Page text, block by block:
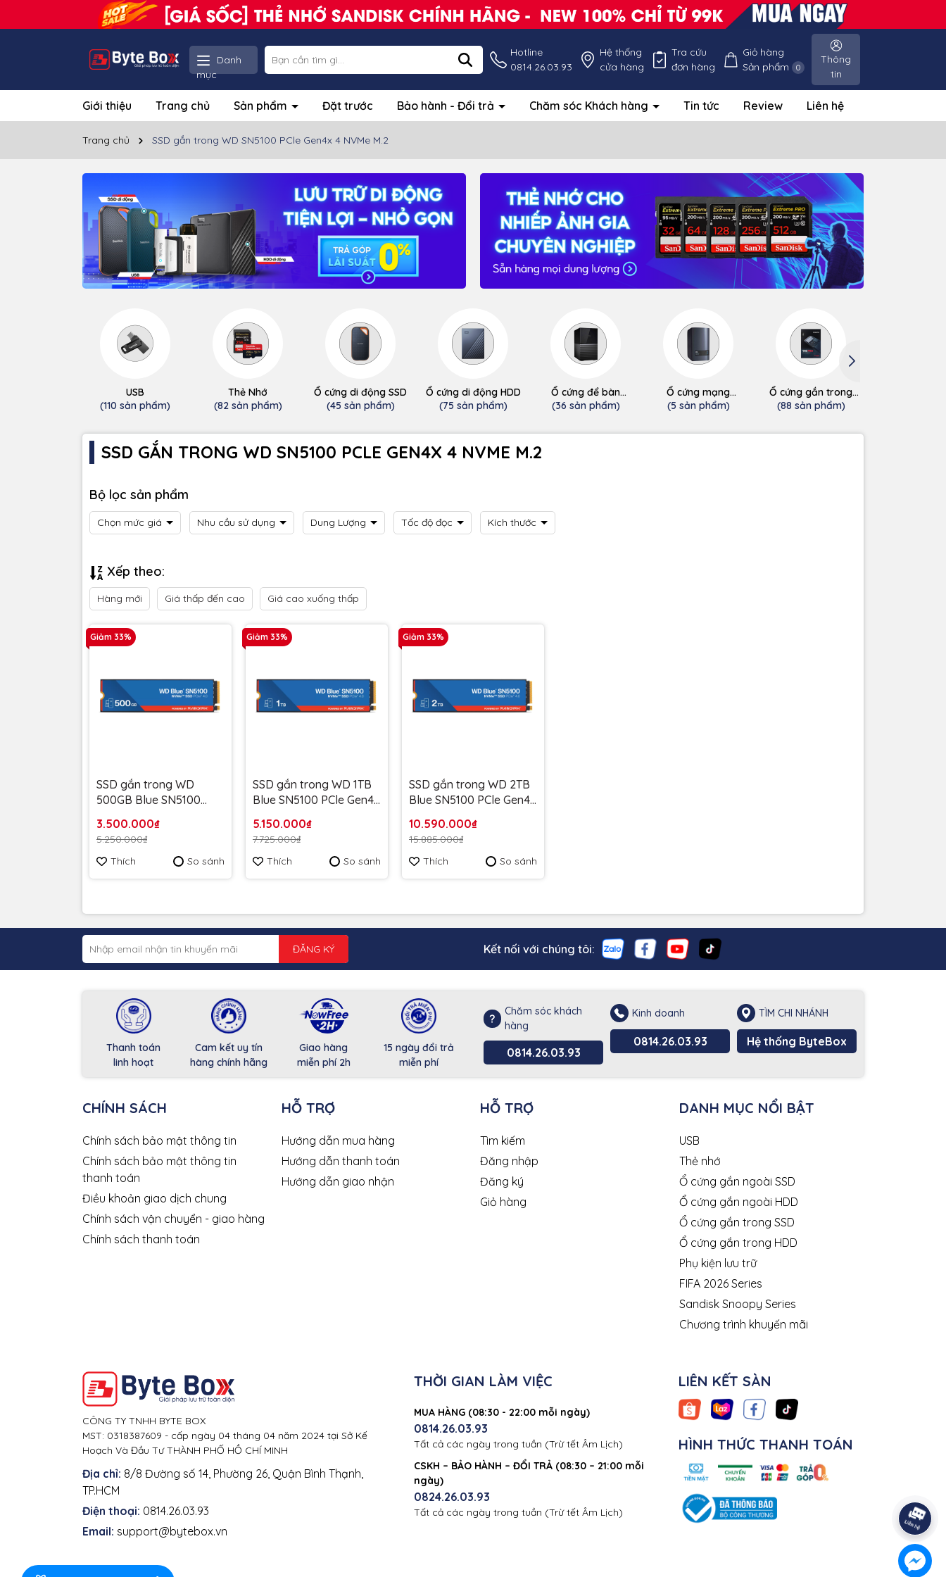
Danh
mục
Hotline
0814.26.03.93
Hệ thống
cửa hàng
Tra cứu
đơn hàng
Giỏ hàng
Sản phẩm 0
Thông
tin
Giới thiệu Trang chủ Sản phẩm Đặt trước Bảo hành - Đổi trả Chăm sóc Khách hàng Tin tức Review Liên hệ
Trang chủ SSD gắn trong WD SN5100 PCle Gen4x 4 NVMe M.2
USB
(110 sản phẩm)
Thẻ Nhớ
(82 sản phẩm)
Ổ cứng di động SSD
(45 sản phẩm)
Ổ cứng di động HDD
(75 sản phẩm)
Ổ cứng để bàn
(desktop)
(36 sản phẩm)
Ổ cứng mạng
(NAS/Cloud)
(5 sản phẩm)
Ổ cứng gắn trong
SSD
(88 sản phẩm)
SSD GẮN TRONG WD SN5100 PCLE GEN4X 4 NVME M.2
Bộ lọc sản phẩm
Chọn mức giá Nhu cầu sử dụng Dung Lượng Tốc độ đọc Kích thước
Xếp theo:
Hàng mới Giá thấp đến cao Giá cao xuống thấp
Giảm 33%
SSD gắn trong WD
500GB Blue SN5100
WDS500G5B0E - Bảo
Hành 5 năm
3.500.000₫
5.250.000₫
Thích
So sánh
Giảm 33%
SSD gắn trong WD 1TB
Blue SN5100 PCle Gen4x
WDS100T5B0E - Bảo
Hành 5 năm
5.150.000₫
7.725.000₫
Thích
So sánh
Giảm 33%
SSD gắn trong WD 2TB
Blue SN5100 PCle Gen4x
WDS200T5B0EE upto
7100Mb/s - Bảo Hành 5
năm
10.590.000₫
15.885.000₫
Thích
So sánh
ĐĂNG KÝ Kết nối với chúng tôi:
Thanh toán
linh hoạt
Cam kết uy tín
hàng chính hãng
Giao hàng
miễn phí 2h
15 ngày đổi trả
miễn phí
Chăm sóc khách
hàng
0814.26.03.93
Kinh doanh
0814.26.03.93
TÌM CHI NHÁNH
Hệ thống ByteBox
CHÍNH SÁCH
Chính sách bảo mật thông tin
Chính sách bảo mật thông tin
thanh toán
Điều khoản giao dịch chung
Chính sách vận chuyển - giao hàng
Chính sách thanh toán
HỖ TRỢ
Hướng dẫn mua hàng
Hướng dẫn thanh toán
Hướng dẫn giao nhận
HỖ TRỢ
Tìm kiếm
Đăng nhập
Đăng ký
Giỏ hàng
DANH MỤC NỔI BẬT
USB
Thẻ nhớ
Ổ cứng gắn ngoài SSD
Ổ cứng gắn ngoài HDD
Ổ cứng gắn trong SSD
Ổ cứng gắn trong HDD
Phụ kiện lưu trữ
FIFA 2026 Series
Sandisk Snoopy Series
Chương trình khuyến mãi
CÔNG TY TNHH BYTE BOX
MST: 0318387609 - cấp ngày 04 tháng 04 năm 2024 tại Sở Kế
Hoạch Và Đầu Tư THÀNH PHỐ HỒ CHÍ MINH
Địa chỉ: 8/8 Đường số 14, Phường 26, Quận Bình Thạnh,
TP.HCM
Điện thoại: 0814.26.03.93
Email: support@bytebox.vn
THỜI GIAN LÀM VIỆC
MUA HÀNG (08:30 - 22:00 mỗi ngày)
0814.26.03.93
Tất cả các ngày trong tuần (Trừ tết Âm Lịch)
CSKH – BẢO HÀNH – ĐỔI TRẢ (08:30 – 21:00 mỗi
ngày)
0824.26.03.93
Tất cả các ngày trong tuần (Trừ tết Âm Lịch)
LIÊN KẾT SÀN
HÌNH THỨC THANH TOÁN